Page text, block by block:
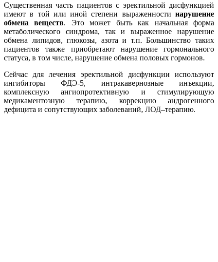
Существенная часть пациентов с эректильной дисфункцией
имеют в той или иной степени выраженности нарушение
обмена веществ. Это может быть как начальная форма
метаболического синдрома, так и выраженное нарушение
обмена липидов, глюкозы, азота и т.п. Большинство таких
пациентов также приобретают нарушение гормонального
статуса, в том числе, нарушение обмена половых гормонов.
Сейчас для лечения эректильной дисфункции используют
ингибиторы ФДЭ-5, интракавернозные инъекции,
комплексную ангиопротективную и стимулирующую
медикаментозную терапию, коррекцию андрогенного
дефицита и сопутствующих заболеваний, ЛОД–терапию.